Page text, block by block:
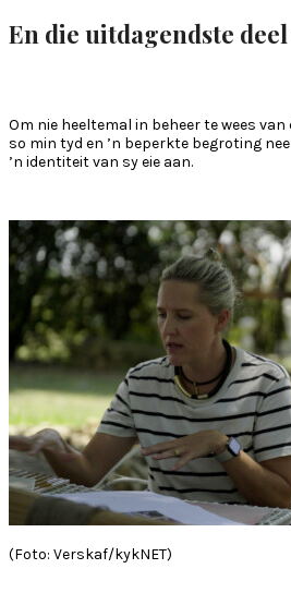
En die uitdagendste
Om nie heeltemal in beheer te wees
so min tyd en ’n beperkte begroting
’n identiteit van sy eie aan.
(Foto: Verskaf/kykNET)